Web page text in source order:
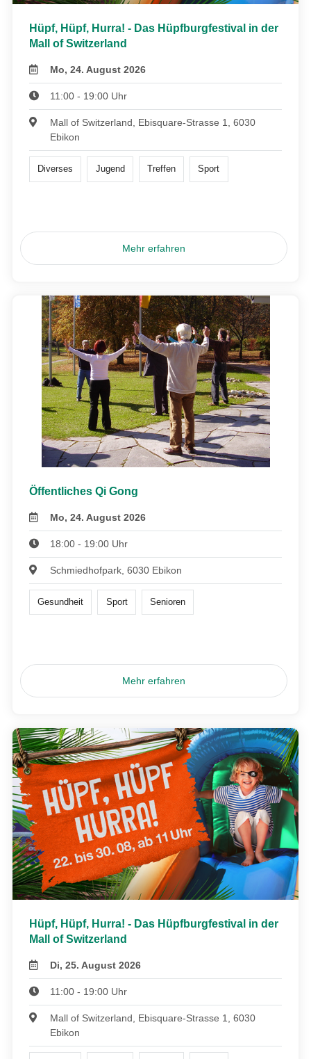
Hüpf, Hüpf, Hurra! - Das Hüpfburgfestival in der
Mall of Switzerland
Mo, 24. August 2026
11:00 - 19:00 Uhr
Mall of Switzerland, Ebisquare-Strasse 1, 6030
Ebikon
Diverses Jugend Treffen Sport
Mehr erfahren
Öffentliches Qi Gong
Mo, 24. August 2026
18:00 - 19:00 Uhr
Schmiedhofpark, 6030 Ebikon
Gesundheit Sport Senioren
Mehr erfahren
Hüpf, Hüpf, Hurra! - Das Hüpfburgfestival in der
Mall of Switzerland
Di, 25. August 2026
11:00 - 19:00 Uhr
Mall of Switzerland, Ebisquare-Strasse 1, 6030
Ebikon